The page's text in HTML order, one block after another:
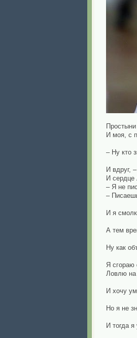
И моя, с
– Ну кто
И вдруг,
И сердце
– Я не
–
И я
А тем
Ну как
Я сгораю
Ловлю на
И хочу
Но я не
И тогда